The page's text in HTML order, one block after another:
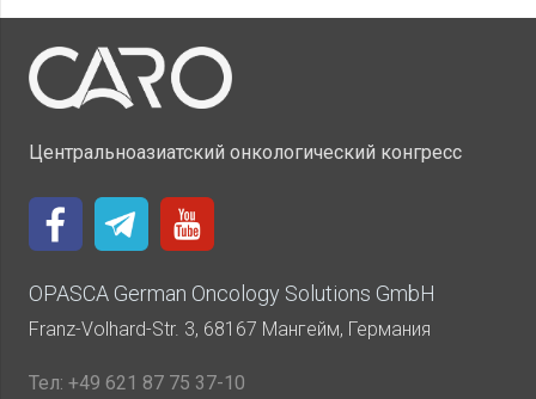
Центральноазиатский онкологический конгресс
OPASCA German Oncology Solutions GmbH
Franz-Volhard-Str. 3, 68167 Мангейм, Германия
Тел: +49 621 87 75 37-10